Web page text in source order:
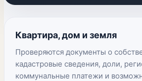
Квартира, дом и земля
Проверяются документы о
кадастровые сведения, доли,
коммунальные платежи и